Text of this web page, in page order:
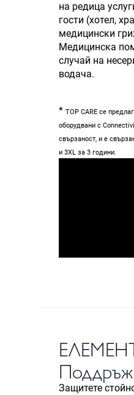
на редица
гости (хотел,
медицински
Медицинска
случай на
водача.
* TOP CARE се
оборудвани с
свързаност, и е
и 3XL за 3 години.
Защитете